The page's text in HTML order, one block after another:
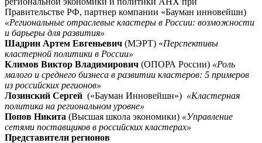
Правительстве РФ, партнер компании «Бауман инновейшн)
«Региональные отраслевые кластеры в России: возможности
и барьеры для развития»
Шадрин Артем Евгеньевич (МЭРТ) «Перспективы
кластерной политики в России»
Климов Виктор Владимирович (ОПОРА России) «Роль
малого и среднего бизнеса в развитии кластеров: 5 примеров
из российских регионов»
Лозинский Сергей («Бауман Инновейшн») «Кластерная
политика на региональном уровне»
Попов Никита (Высшая школа экономики) «Управление
сетями поставщиков в российских кластерах»
Представители регионов